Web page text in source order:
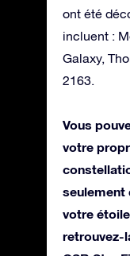
ont été
incluent :
Galaxy,
2163.
Vous
votre
seulement
votre
retrouvez-